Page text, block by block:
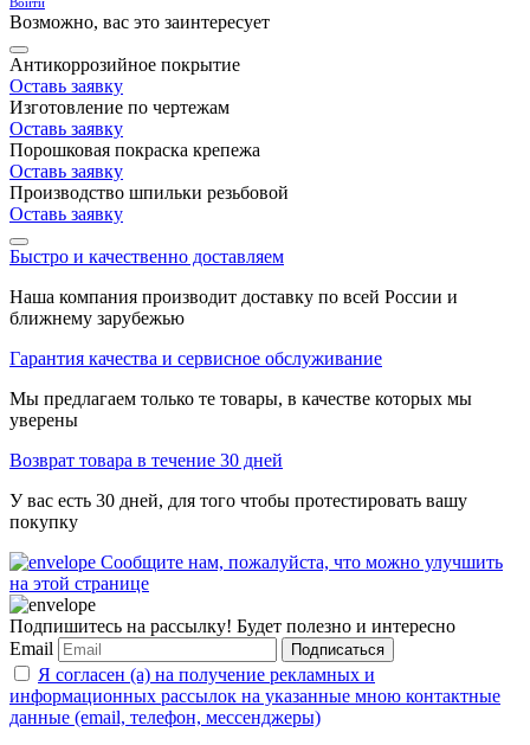
Возможно, вас это заинтересует
Антикоррозийное покрытие
Оставь заявку
Изготовление по чертежам
Оставь заявку
Порошковая покраска крепежа
Оставь заявку
Производство шпильки резьбовой
Оставь заявку
Быстро и качественно доставляем
Наша компания производит доставку по всей России и
ближнему зарубежью
Гарантия качества и сервисное обслуживание
Мы предлагаем только те товары, в качестве которых мы
уверены
Возврат товара в течение 30 дней
У вас есть 30 дней, для того чтобы протестировать вашу
покупку
Сообщите нам, пожалуйста, что можно улучшить
на этой странице
Подпишитесь на рассылку! Будет полезно и интересно
Email
Подписаться
Я согласен (а) на получение рекламных и
информационных рассылок на указанные мною контактные
данные (email, телефон, мессенджеры)